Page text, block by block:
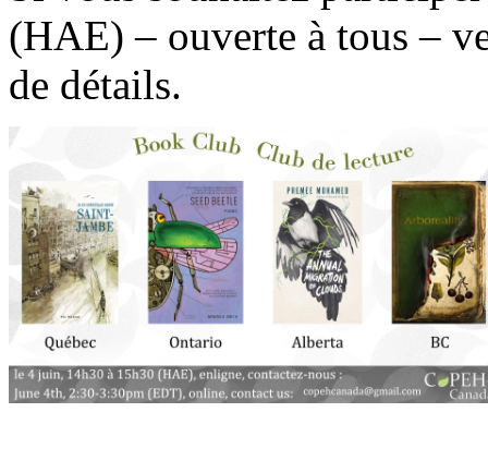
(HAE) – ouverte à tous –
de détails.